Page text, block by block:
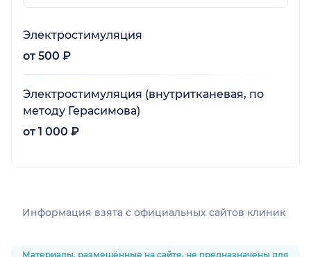
Электростимуляция
от 500 ₽
Электростимуляция (внутритканевая, по
методу Герасимова)
от 1 000 ₽
Информация взята c официальных сайтов клиник
Материалы, размещённые на сайте, не предназначены для